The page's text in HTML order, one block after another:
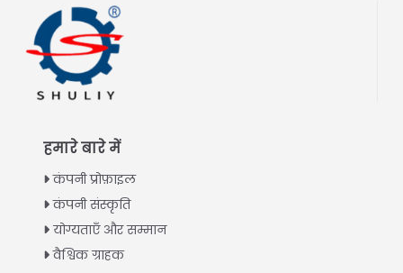
हमारे बारे में
कंपनी प्रोफ़ाइल
कंपनी संस्कृति
योग्यताएँ और सम्मान
वैश्विक ग्राहक